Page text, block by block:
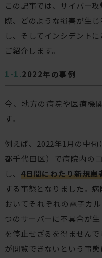
この記事では、サイバー
際、どのような損害が生
し、そしてインシデント
ご紹介します。
2022年の事例
今、地方の病院や医療機
す。
例えば、2022年1月の中
都千代田区）で病院内の
し、4日間にわたり新規患
する事態となりました。
おいてそれぞれの電子カ
つのサーバーに不具合が
を停止せざるを得ません
が閲覧できないという事